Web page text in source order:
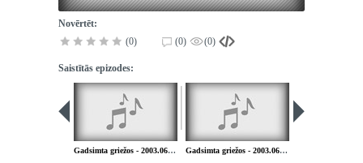
Novērtēt:
(0)
(0) (0)
Saistītās epizodes:
Gadsimta griežos - 2003.06.06. Par Latviju nacistiskās Vācijas okupācijas varā 2. pas. kara laikā Gadsimta griežos - 2003.06.20. Par Jāņu svinēšanu tad un tagad. 2003.06.20.